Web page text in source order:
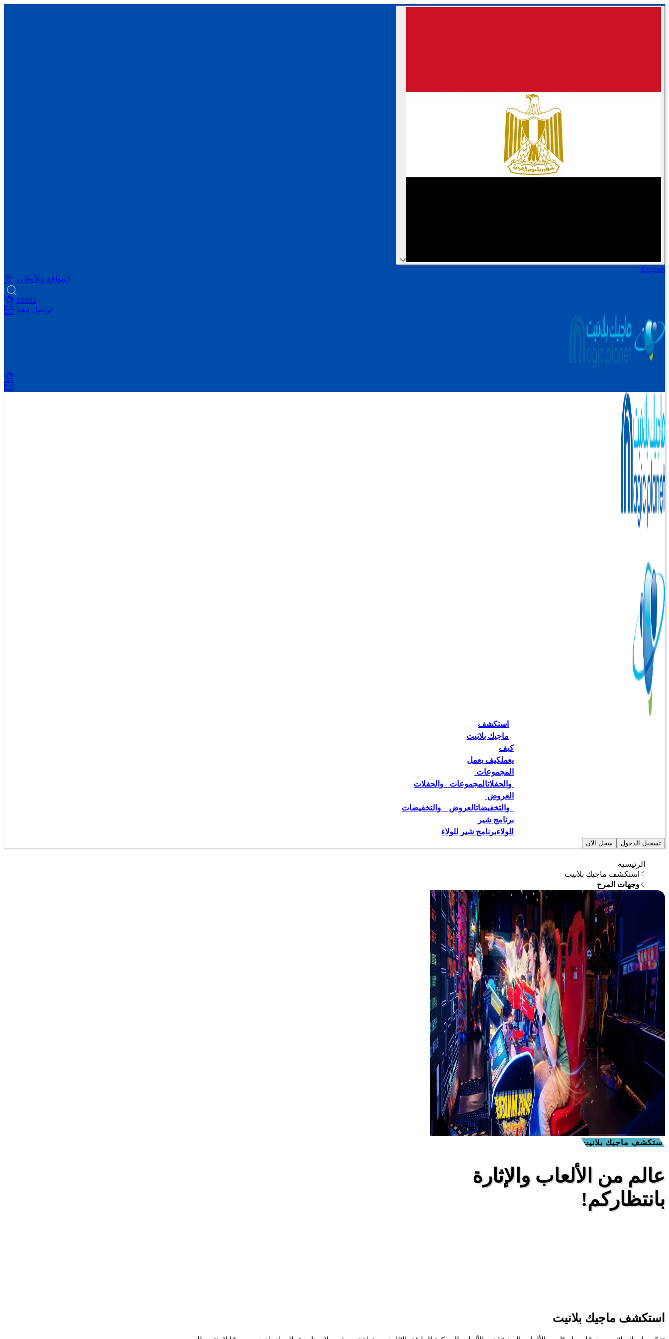
English
المواقع والأوقات
16002
تواصل معنا
استكشف
ماجيك بلانيت
كيف
يعملكيف يعمل
المجموعات
والحفلاتالمجموعات   والحفلات
العروض
  والتخفيضات
العروض    والتخفيضات
برنامج شير
للولاءبرنامج شير للولاء
تسجيل الدخول سجل الآن
الرئيسية
استكشف ماجيك بلانيت
وجهات المرح
استكشف ماجيك بلانيت
عالم من الألعاب والإثارة
بانتظاركم!
استكشف ماجيك بلانيت